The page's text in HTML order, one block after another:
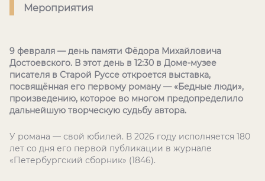
Мероприятия
9 февраля — день памяти Фёдора Михайловича
Достоевского. В этот день в 12:30 в Доме-музее
писателя в Старой Руссе откроется выставка,
посвящённая его первому роману — «Бедные люди»,
произведению, которое во многом предопределило
дальнейшую творческую судьбу автора.
У романа — свой юбилей. В 2026 году исполняется 180
лет со дня его первой публикации в журнале
«Петербургский сборник» (1846).